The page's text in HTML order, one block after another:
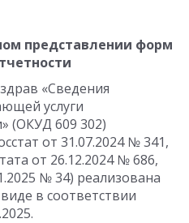
представлении форм
«Сведения
услуги
(ОКУД 609 302)
от 31.07.2024№ 341,
от 26.12.2024№ 686,
№ 34) реализована
в соответствии